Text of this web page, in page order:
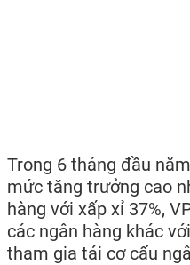
Trong 6 tháng đầu
mức tăng trưởng cao
hàng với xấp xỉ 37%,
các ngân hàng khác
tham gia tái cơ cấu